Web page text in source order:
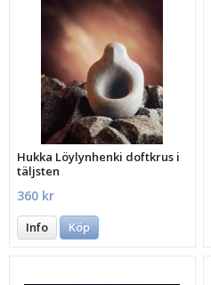
Hukka Löylynhenki doftkrus i
täljsten
360 kr
Info Köp